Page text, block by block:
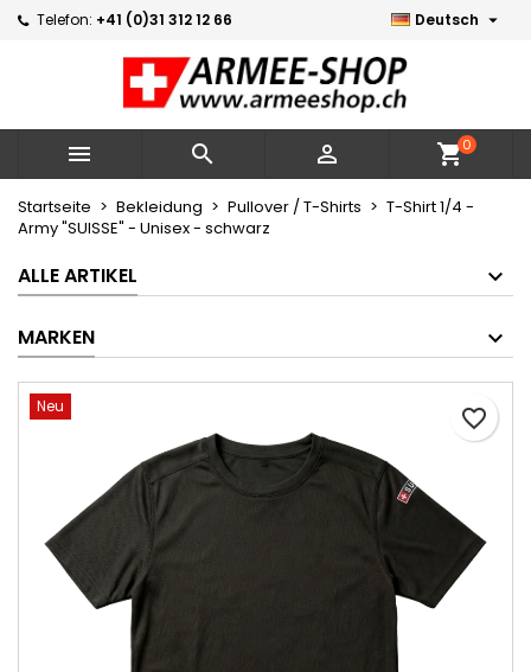
Telefon: +41 (0)31 312 12 66 Deutsch 
   shopping_cart0
Startseite Bekleidung Pullover / T-Shirts
T-Shirt 1/4 -
Army "SUISSE" - Unisex - schwarz
ALLE ARTIKEL
MARKEN
Neu favorite_border
×
Neue Liste erstellen
×
Name der Wunschliste
Abbrechen
×
Sie müssen angemeldet sein, um Artikel Ihrer
Wunschliste hinzufügen zu können.
Abbrechen Anmelden